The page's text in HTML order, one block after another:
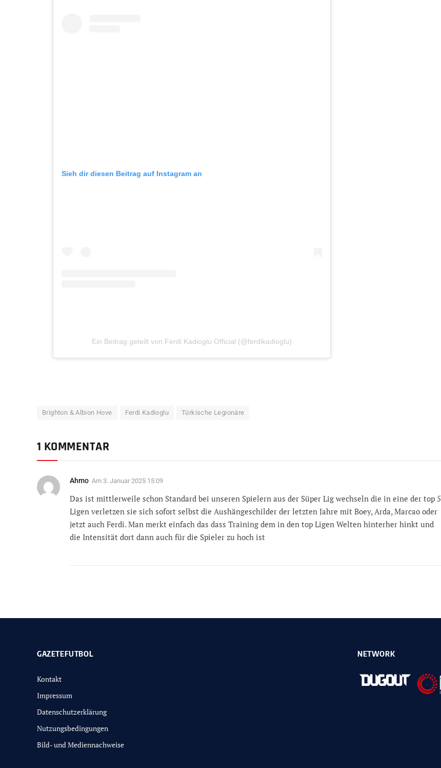
Sieh dir diesen Beitrag auf Instagram an
Ein Beitrag geteilt von Ferdi Kadioglu Official (@ferdikadioglu)
Brighton & Albion Hove Ferdi Kadioglu Türkische Legionäre
1 KOMMENTAR
Ahmo Am 3. Januar 2025 15:09
Das ist mittlerweile schon Standard bei unseren Spielern aus der Süper Lig wechseln die in eine der top 5
Ligen verletzen sie sich sofort selbst die Aushängeschilder der letzten Jahre mit Boey, Arda, Marcao oder
jetzt auch Ferdi. Man merkt einfach das dass Training dem in den top Ligen Welten hinterher hinkt und
die Intensität dort dann auch für die Spieler zu hoch ist
GAZETEFUTBOL
Kontakt
Impressum
Datenschutzerklärung
Nutzungsbedingungen
Bild- und Mediennachweise
NETWORK